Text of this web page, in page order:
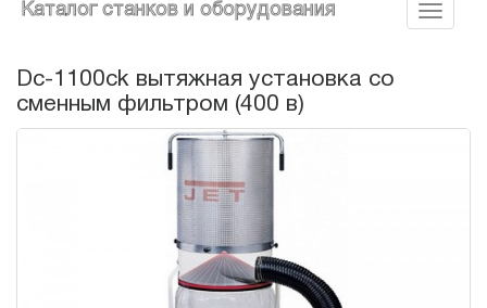
Каталог станков и оборудования
Dc-1100ck вытяжная установка со
сменным фильтром (400 в)